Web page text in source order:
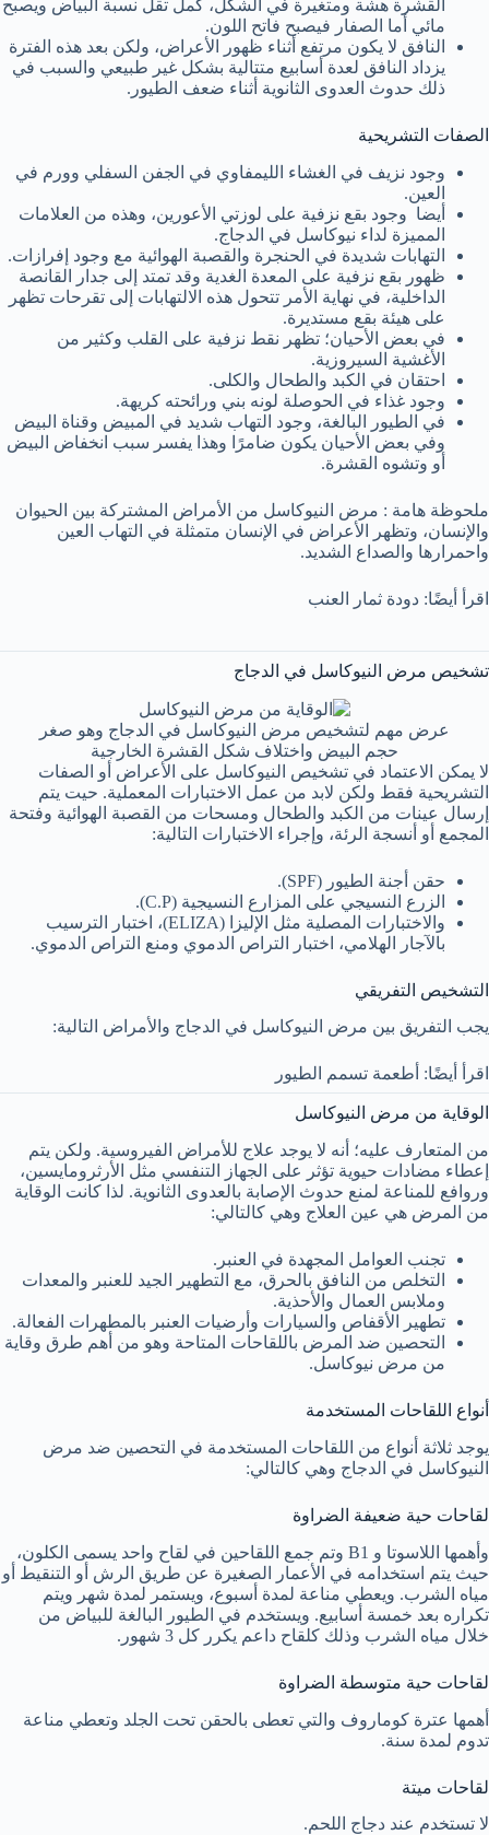
القشرة هشة ومتغيرة في الشكل، كمل تقل نسبة البياض ويصبح
مائي أما الصفار فيصبح فاتح اللون.
النافق لا يكون مرتفع أثناء ظهور الأعراض، ولكن بعد هذه الفترة
يزداد النافق لعدة أسابيع متتالية بشكل غير طبيعي والسبب في
ذلك حدوث العدوى الثانوية أثناء ضعف الطيور.
الصفات التشريحية
وجود نزيف في الغشاء الليمفاوي في الجفن السفلي وورم في
العين.
أيضا وجود بقع نزفية على لوزتي الأعورين، وهذه من العلامات
المميزة لداء نيوكاسل في الدجاج.
التهابات شديدة في الحنجرة والقصبة الهوائية مع وجود إفرازات.
ظهور بقع نزفية على المعدة الغدية وقد تمتد إلى جدار القانصة
الداخلية، في نهاية الأمر تتحول هذه الالتهابات إلى تقرحات تظهر
على هيئة بقع مستديرة.
في بعض الأحيان؛ تظهر نقط نزفية على القلب وكثير من
الأغشية السيروزية.
احتقان في الكبد والطحال والكلى.
وجود غذاء في الحوصلة لونه بني ورائحته كريهة.
في الطيور البالغة، وجود التهاب شديد في المبيض وقناة البيض
وفي بعض الأحيان يكون ضامرًا وهذا يفسر سبب انخفاض البيض
أو وتشوه القشرة.
ملحوظة هامة : مرض النيوكاسل من الأمراض المشتركة بين الحيوان
والإنسان، وتظهر الأعراض في الإنسان متمثلة في التهاب العين
واحمرارها والصداع الشديد.
اقرأ أيضًا: دودة ثمار العنب
تشخيص مرض النيوكاسل في الدجاج
عرض مهم لتشخيص مرض النيوكاسل في الدجاج وهو صغر
حجم البيض واختلاف شكل القشرة الخارجية
لا يمكن الاعتماد في تشخيص النيوكاسل على الأعراض أو الصفات
التشريحية فقط ولكن لابد من عمل الاختبارات المعملية. حيت يتم
إرسال عينات من الكبد والطحال ومسحات من القصبة الهوائية وفتحة
المجمع أو أنسجة الرئة، وإجراء الاختبارات التالية:
حقن أجنة الطيور (SPF).
الزرع النسيجي على المزارع النسيجية (C.P).
والاختبارات المصلية مثل الإليزا (ELIZA)، اختبار الترسيب
بالآجار الهلامي، اختبار التراص الدموي ومنع التراص الدموي.
التشخيص التفريقي
يجب التفريق بين مرض النيوكاسل في الدجاج والأمراض التالية:
اقرأ أيضًا: أطعمة تسمم الطيور
الوقاية من مرض النيوكاسل
من المتعارف عليه؛ أنه لا يوجد علاج للأمراض الفيروسية. ولكن يتم
إعطاء مضادات حيوية تؤثر على الجهاز التنفسي مثل الأرثرومايسين،
وروافع للمناعة لمنع حدوث الإصابة بالعدوى الثانوية. لذا كانت الوقاية
من المرض هي عين العلاج وهي كالتالي:
تجنب العوامل المجهدة في العنبر.
التخلص من النافق بالحرق، مع التطهير الجيد للعنبر والمعدات
وملابس العمال والأحذية.
تطهير الأقفاص والسيارات وأرضيات العنبر بالمطهرات الفعالة.
التحصين ضد المرض باللقاحات المتاحة وهو من أهم طرق وقاية
من مرض نيوكاسل.
أنواع اللقاحات المستخدمة
يوجد ثلاثة أنواع من اللقاحات المستخدمة في التحصين ضد مرض
النيوكاسل في الدجاج وهي كالتالي:
لقاحات حية ضعيفة الضراوة
وأهمها اللاسوتا و B1 وتم جمع اللقاحين في لقاح واحد يسمى الكلون،
حيث يتم استخدامه في الأعمار الصغيرة عن طريق الرش أو التنقيط أو
مياه الشرب. ويعطي مناعة لمدة أسبوع، ويستمر لمدة شهر ويتم
تكراره بعد خمسة أسابيع. ويستخدم في الطيور البالغة للبياض من
خلال مياه الشرب وذلك كلقاح داعم يكرر كل 3 شهور.
لقاحات حية متوسطة الضراوة
أهمها عترة كوماروف والتي تعطى بالحقن تحت الجلد وتعطي مناعة
تدوم لمدة سنة.
لقاحات ميتة
لا تستخدم عند دجاج اللحم.